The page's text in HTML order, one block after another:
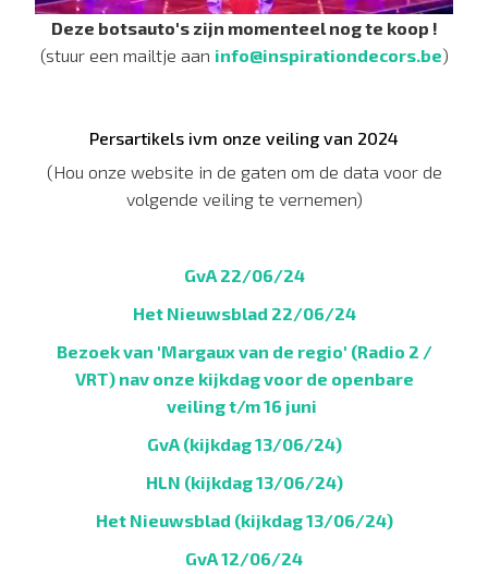
Deze botsauto's zijn momenteel nog te koop !
(stuur een mailtje aan info@inspirationdecors.be)
Persartikels ivm onze veiling van 2024
(Hou onze website in de gaten om de data voor de
volgende veiling te vernemen)
GvA 22/06/24
Het Nieuwsblad 22/06/24
Bezoek van 'Margaux van de regio' (Radio 2 /
VRT) nav onze kijkdag voor de openbare
veiling t/m 16 juni
GvA (kijkdag 13/06/24)
HLN (kijkdag 13/06/24)
Het Nieuwsblad (kijkdag 13/06/24)
GvA 12/06/24